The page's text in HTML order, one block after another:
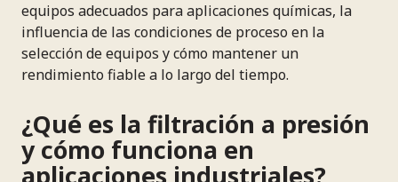
equipos adecuados para aplicaciones químicas, la
influencia de las condiciones de proceso en la
selección de equipos y cómo mantener un
rendimiento fiable a lo largo del tiempo.
¿Qué es la filtración a presión
y cómo funciona en
aplicaciones industriales?